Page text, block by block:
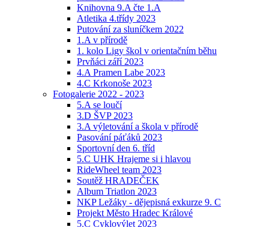
Knihovna 9.A čte 1.A
Atletika 4.třídy 2023
Putování za sluníčkem 2022
1.A v přírodě
1. kolo Ligy škol v orientačním běhu
Prvňáci září 2023
4.A Pramen Labe 2023
4.C Krkonoše 2023
Fotogalerie 2022 - 2023
5.A se loučí
3.D ŠVP 2023
3.A výletování a škola v přírodě
Pasování páťáků 2023
Sportovní den 6. tříd
5.C UHK Hrajeme si i hlavou
RideWheel team 2023
Soutěž HRADEČEK
Album Triatlon 2023
NKP Ležáky - dějepisná exkurze 9. C
Projekt Město Hradec Králové
5.C Cyklovýlet 2023